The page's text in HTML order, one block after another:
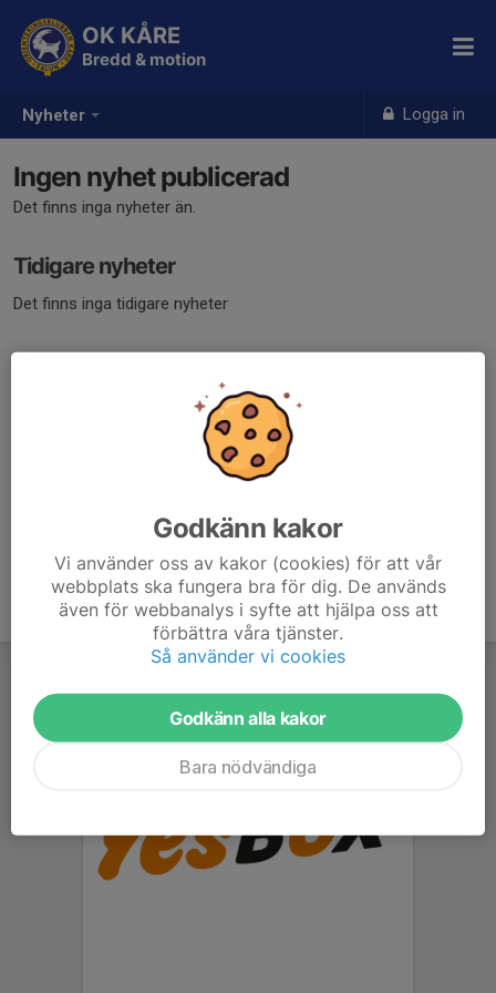
Nyheter Logga in
OK KÅRE
Bredd & motion
Ingen nyhet publicerad
Det finns inga nyheter än.
Tidigare nyheter
Det finns inga tidigare nyheter
Godkänn kakor
Vi använder oss av kakor (cookies) för att vår
webbplats ska fungera bra för dig. De används
även för webbanalys i syfte att hjälpa oss att
förbättra våra tjänster.
Så använder vi cookies
Godkänn alla kakor
Bara nödvändiga